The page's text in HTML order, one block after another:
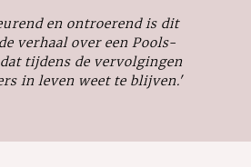
en ontroerend is dit
verhaal over een Pools-
tijdens de vervolgingen
in leven weet te blijven.'